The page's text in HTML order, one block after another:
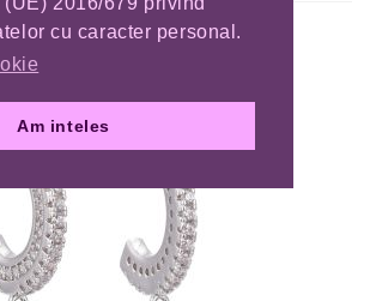
cu caracter personal.
Am inteles